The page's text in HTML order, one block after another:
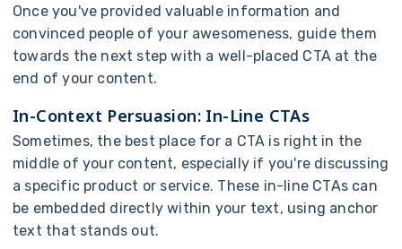
Once you've provided valuable information and
convinced people of your awesomeness, guide them
towards the next step with a well-placed CTA at the
end of your content.
In-Context Persuasion: In-Line CTAs
Sometimes, the best place for a CTA is right in the
middle of your content, especially if you're discussing
a specific product or service. These in-line CTAs can
be embedded directly within your text, using anchor
text that stands out.